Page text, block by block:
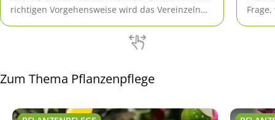
richtigen Vorgehensweise wird das Vereinzeln
Zum Thema Pflanzenpflege